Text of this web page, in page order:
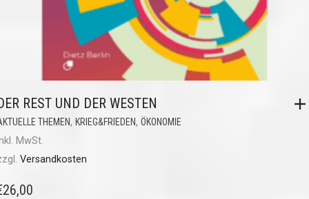
REST UND DER WESTEN
THEMEN, KRIEG&FRIEDEN, ÖKONOMIE
MwSt.
Versandkosten
26,00